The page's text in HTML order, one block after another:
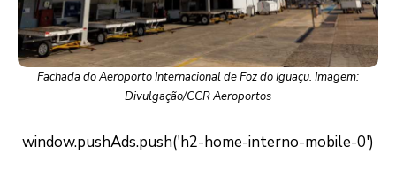
Fachada do Aeroporto Internacional de Foz do Iguaçu. Imagem:
Divulgação/CCR Aeroportos